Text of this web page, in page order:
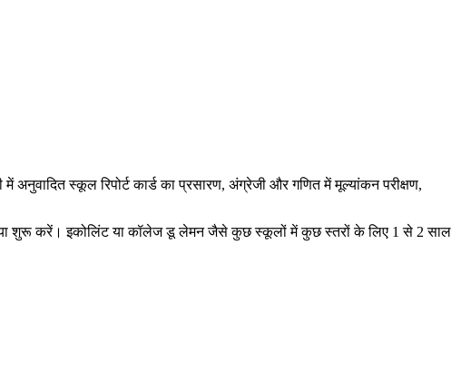
स्कूल रिपोर्ट कार्ड का प्रसारण, अंग्रेजी और गणित में मूल्यांकन परीक्षण,
शुरू करें। इकोलिंट या कॉलेज डू लेमन जैसे कुछ स्कूलों में कुछ स्तरों के लिए 1 से 2 साल